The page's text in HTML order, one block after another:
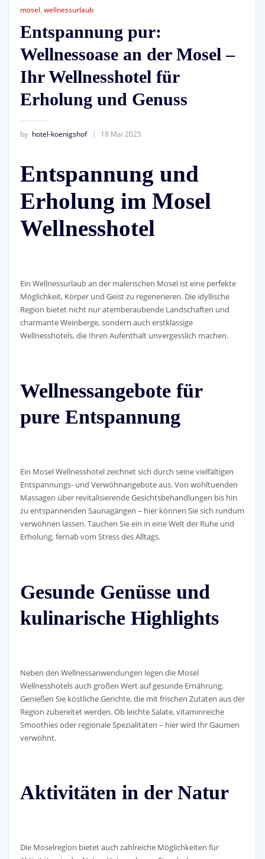
mosel, wellnessurlaub
Entspannung pur:
Wellnessoase an der Mosel –
Ihr Wellnesshotel für
Erholung und Genuss
by hotel-koenigshof 18 Mai 2025
Entspannung und
Erholung im Mosel
Wellnesshotel
Ein Wellnessurlaub an der malerischen Mosel ist eine perfekte
Möglichkeit, Körper und Geist zu regenerieren. Die idyllische
Region bietet nicht nur atemberaubende Landschaften und
charmante Weinberge, sondern auch erstklassige
Wellnesshotels, die Ihren Aufenthalt unvergesslich machen.
Wellnessangebote für
pure Entspannung
Ein Mosel Wellnesshotel zeichnet sich durch seine vielfältigen
Entspannungs- und Verwöhnangebote aus. Von wohltuenden
Massagen über revitalisierende Gesichtsbehandlungen bis hin
zu entspannenden Saunagängen – hier können Sie sich rundum
verwöhnen lassen. Tauchen Sie ein in eine Welt der Ruhe und
Erholung, fernab vom Stress des Alltags.
Gesunde Genüsse und
kulinarische Highlights
Neben den Wellnessanwendungen legen die Mosel
Wellnesshotels auch großen Wert auf gesunde Ernährung.
Genießen Sie köstliche Gerichte, die mit frischen Zutaten aus der
Region zubereitet werden. Ob leichte Salate, vitaminreiche
Smoothies oder regionale Spezialitäten – hier wird Ihr Gaumen
verwöhnt.
Aktivitäten in der Natur
Die Moselregion bietet auch zahlreiche Möglichkeiten für